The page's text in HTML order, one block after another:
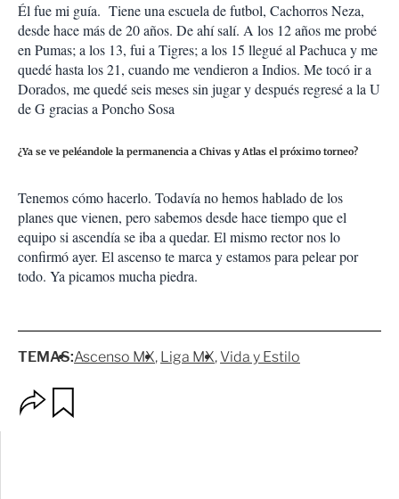
Él fue mi guía. Tiene una escuela de futbol, Cachorros Neza,
desde hace más de 20 años. De ahí salí. A los 12 años me probé
en Pumas; a los 13, fui a Tigres; a los 15 llegué al Pachuca y me
quedé hasta los 21, cuando me vendieron a Indios. Me tocó ir a
Dorados, me quedé seis meses sin jugar y después regresé a la U
de G gracias a Poncho Sosa
¿Ya se ve peléandole la permanencia a Chivas y Atlas el próximo torneo?
Tenemos cómo hacerlo. Todavía no hemos hablado de los
planes que vienen, pero sabemos desde hace tiempo que el
equipo si ascendía se iba a quedar. El mismo rector nos lo
confirmó ayer. El ascenso te marca y estamos para pelear por
todo. Ya picamos mucha piedra.
TEMAS:Ascenso MX Liga MX Vida y Estilo